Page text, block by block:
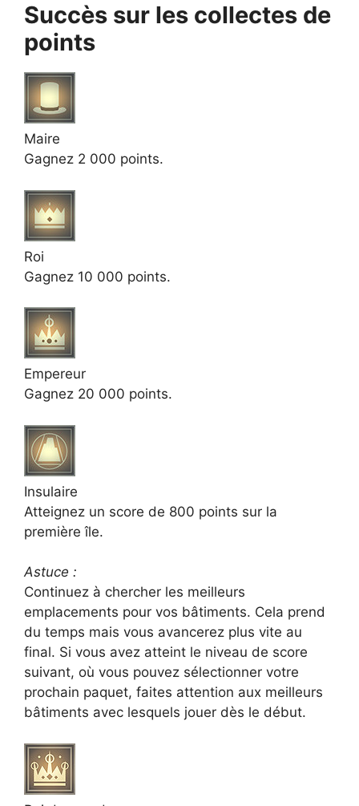
Succès sur les collectes de
points
Maire
Gagnez 2 000 points.
Roi
Gagnez 10 000 points.
Empereur
Gagnez 20 000 points.
Insulaire
Atteignez un score de 800 points sur la
première île.
Astuce :
Continuez à chercher les meilleurs
emplacements pour vos bâtiments. Cela prend
du temps mais vous avancerez plus vite au
final. Si vous avez atteint le niveau de score
suivant, où vous pouvez sélectionner votre
prochain paquet, faites attention aux meilleurs
bâtiments avec lesquels jouer dès le début.